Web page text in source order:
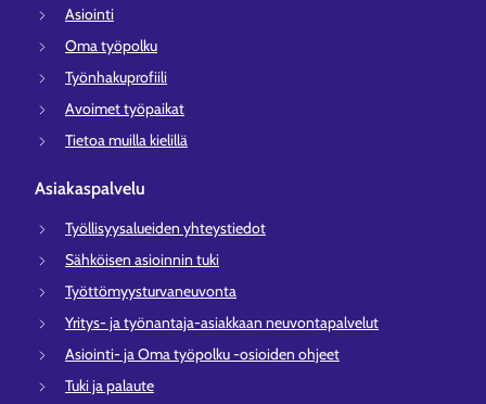
Asiointi
Oma työpolku
Työnhakuprofiili
Avoimet työpaikat
Tietoa muilla kielillä
Asiakaspalvelu
Työllisyysalueiden yhteystiedot
Sähköisen asioinnin tuki
Työttömyysturvaneuvonta
Yritys- ja työnantaja-asiakkaan neuvontapalvelut
Asiointi- ja Oma työpolku -osioiden ohjeet
Tuki ja palaute